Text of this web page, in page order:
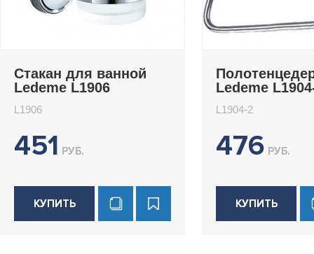
Стакан для ванной
Ledeme L1906
L1906
451 РУБ.
КУПИТЬ
Ledeme
L1904-2
476 РУБ.
КУПИТЬ